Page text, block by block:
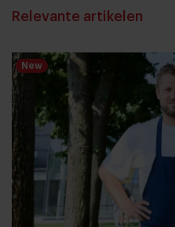
Relevante artikelen
New